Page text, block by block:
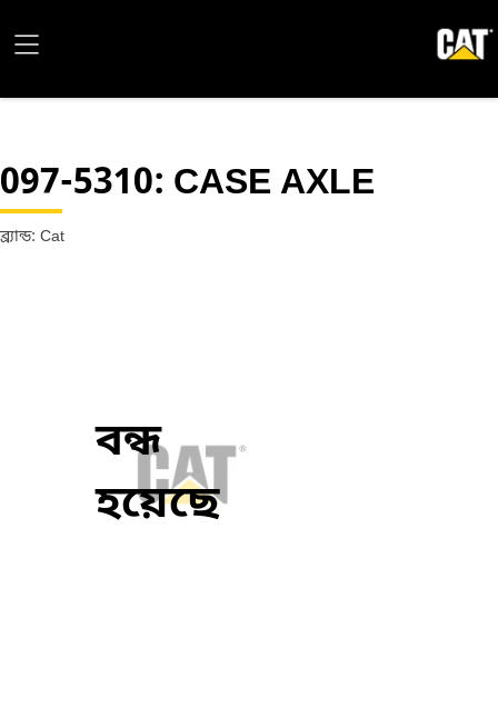
097-5310: CASE AXLE
ব্র্যান্ড: Cat
বন্ধ
হয়েছে